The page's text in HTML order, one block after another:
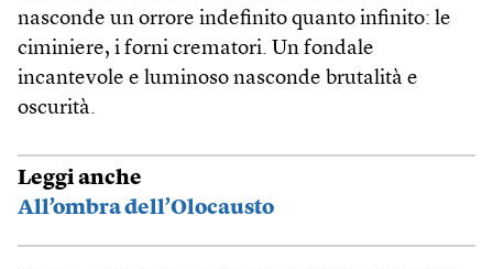
nasconde un orrore indefinito quanto infinito: le
ciminiere, i forni crematori. Un fondale
incantevole e luminoso nasconde brutalità e
oscurità.
Leggi anche
All’ombra dell’Olocausto